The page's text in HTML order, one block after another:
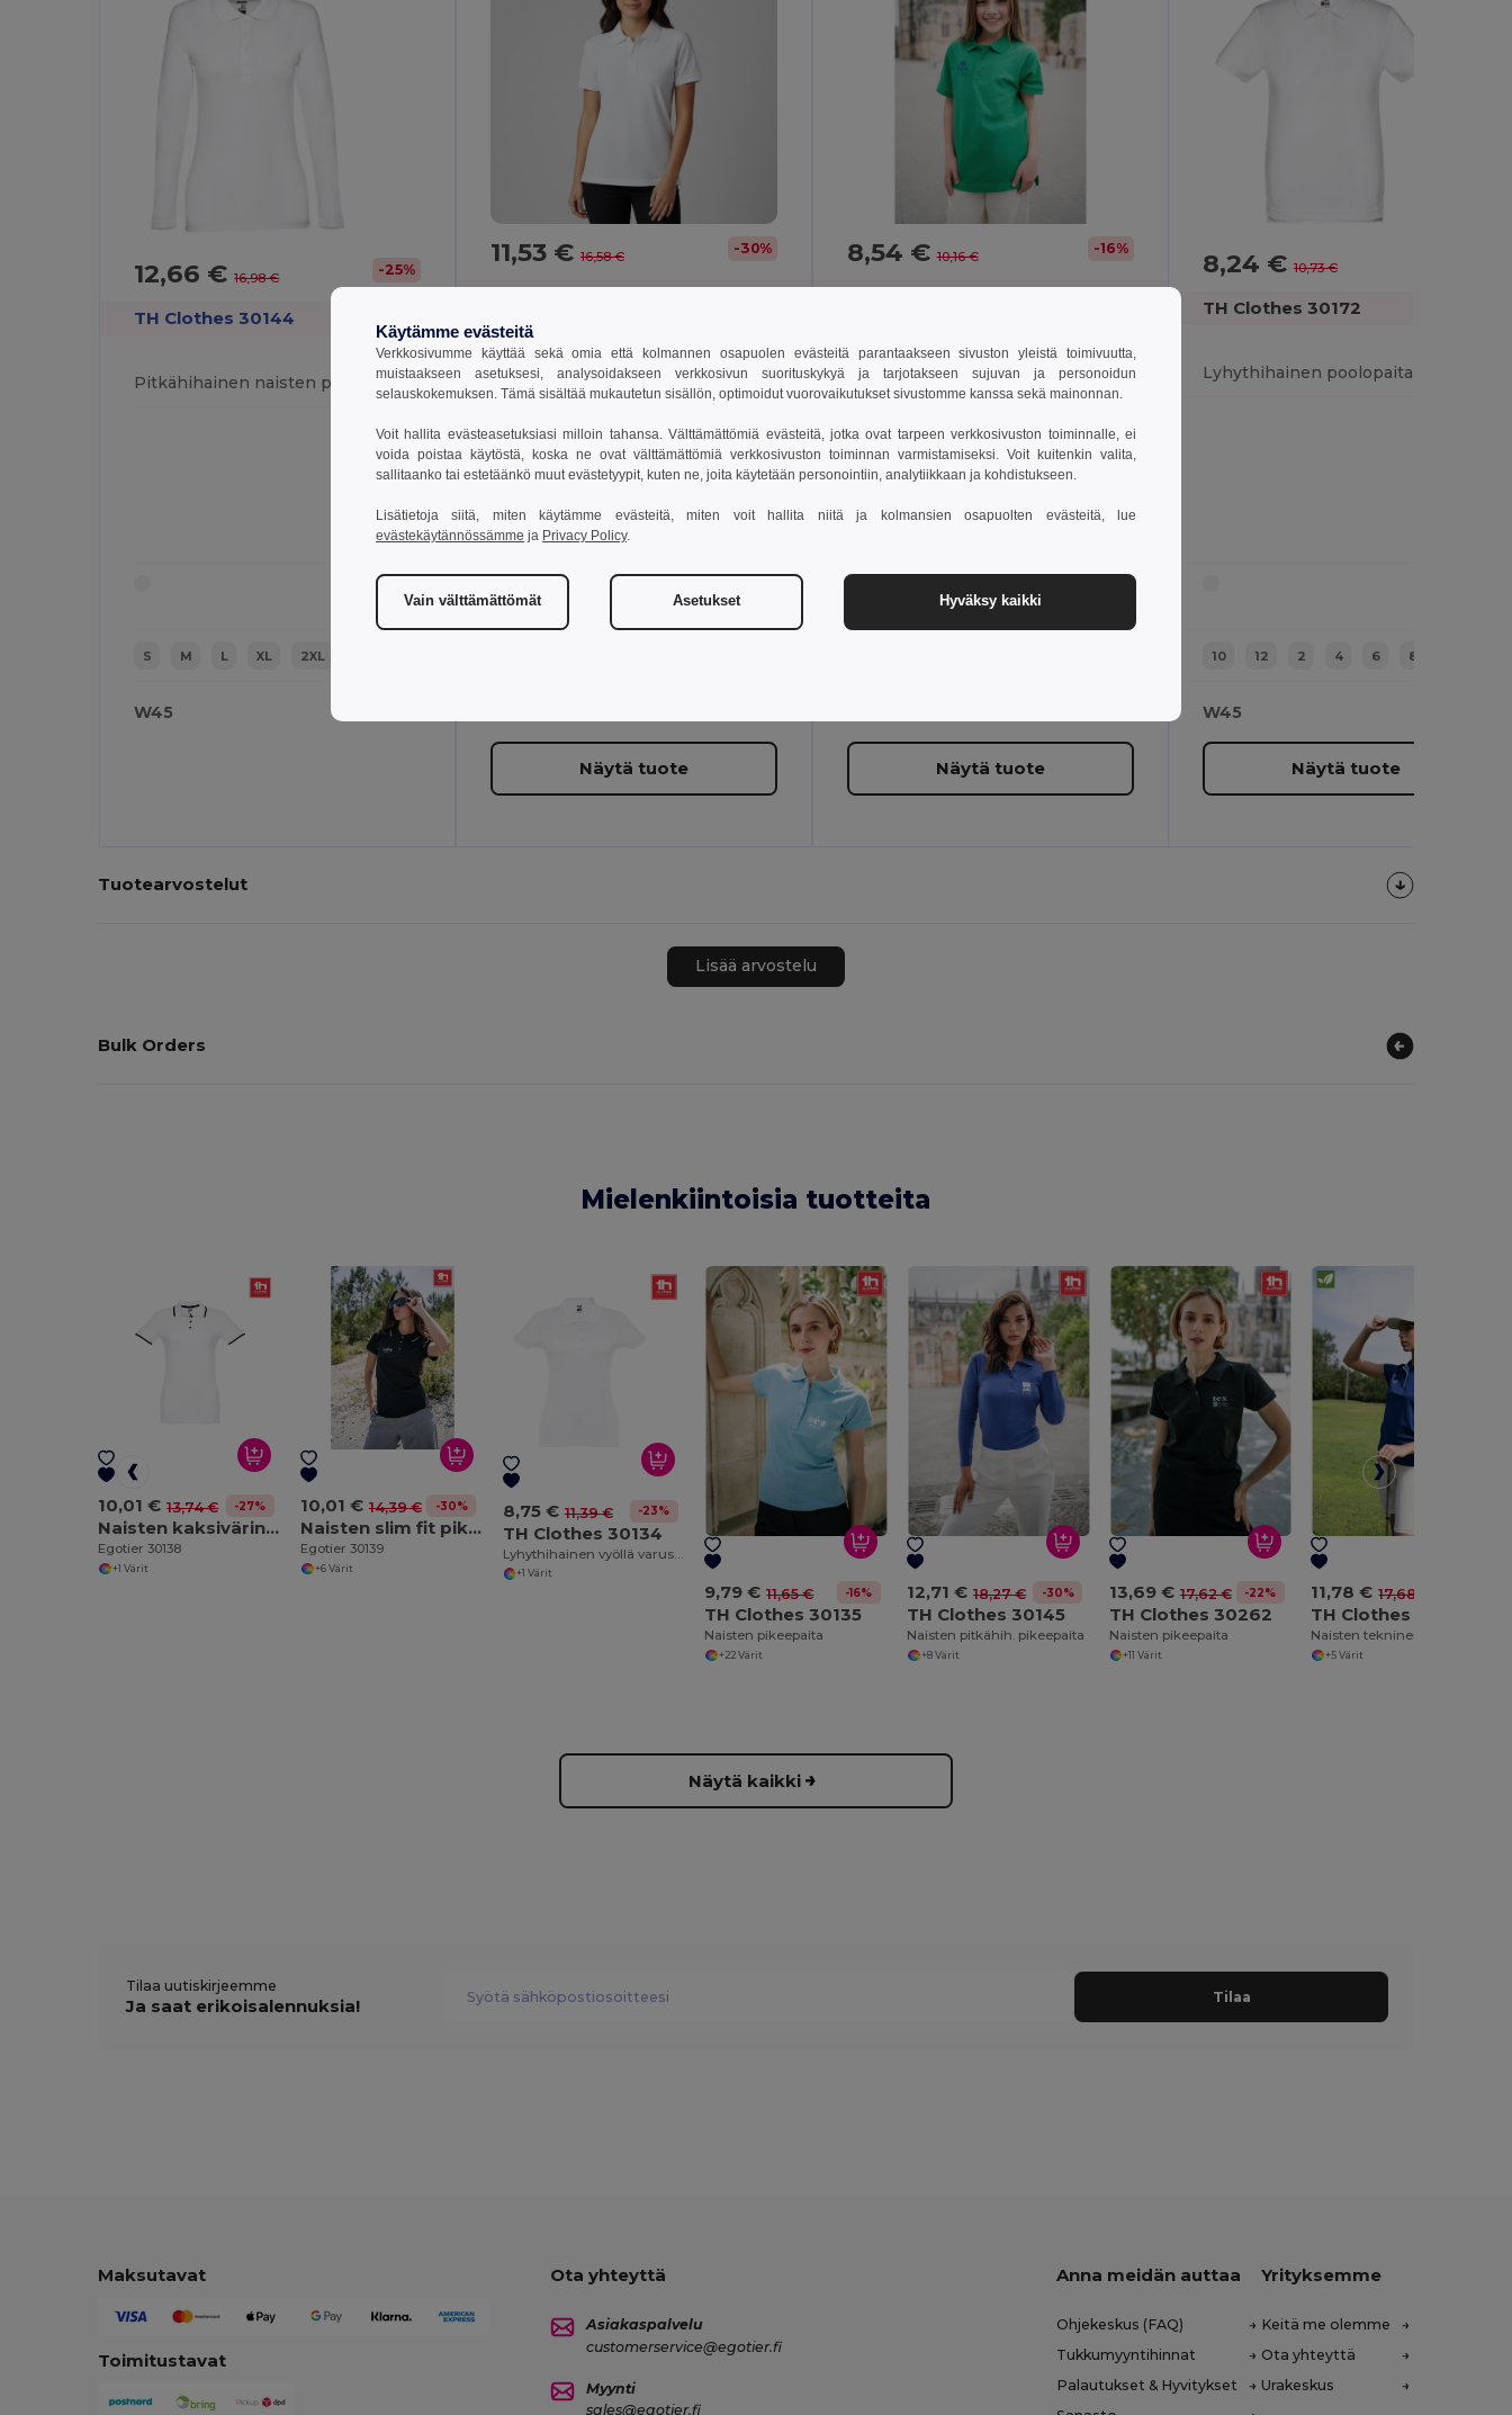
12,66 €16,98 € -25%
TH Clothes 30144
Pitkähihainen naisten poolopaita karstatusta puuvillasta
S M L XL 2XL
W45
11,53 € 16,58 € -30%
Naisten lyhythihainen poolopaita karstapuuvillaa
Näytä tuote
8,54 €10,16 € -16%
Lyhythihainen puuvillapolopaita lapsille (unisex)
Näytä tuote
8,24 €10,73 €
TH Clothes 30172
10 12 2 4 6 8
W45
Näytä tuote
Tuotearvostelut
Lisää arvostelu
Bulk Orders
Mielenkiintoisia tuotteita
10,01 € 13,74 € -27%
Naisten kaksivärinen puuvillainen poolopaita
Egotier 30138
+1 Värit
10,01 € 14,39 € -30%
Naisten slim fit pikeepaita
Egotier 30139
+6 Värit
8,75 € 11,39 € -23%
TH Clothes 30134
Lyhythihainen vyöllä varustettu poolo naisille karstatusta puuvillasta
+1 Värit
9,79 € 11,65 € -16%
TH Clothes 30135
Naisten pikeepaita
+22 Värit
12,71 € 18,27 € -30%
TH Clothes 30145
Naisten pitkähih. pikeepaita
+8 Värit
13,69 € 17,62 € -22%
TH Clothes 30262
Naisten pikeepaita
+11 Värit
11,78 € 17,68 €
TH Clothes 30292
Naisten tekninen poolo
+5 Värit
Näytä kaikki
Tilaa uutiskirjeemme
Ja saat erikoisalennuksia! Tilaa
Maksutavat
Toimitustavat
Ota yhteyttä
Asiakaspalvelu
customerservice@egotier.fi
Myynti
sales@egotier.fi
Anna meidän auttaa
Ohjekeskus (FAQ)
Tukkumyyntihinnat
Palautukset & Hyvitykset
Yrityksemme
Keitä me olemme
Ota yhteyttä
Urakeskus
Käytämme evästeitä
Verkkosivumme käyttää sekä omia että kolmannen osapuolen evästeitä parantaakseen sivuston yleistä toimivuutta,
muistaakseen asetuksesi, analysoidakseen verkkosivun suorituskykyä ja tarjotakseen sujuvan ja personoidun
selauskokemuksen. Tämä sisältää mukautetun sisällön, optimoidut vuorovaikutukset sivustomme kanssa sekä mainonnan.
Voit hallita evästeasetuksiasi milloin tahansa. Välttämättömiä evästeitä, jotka ovat tarpeen verkkosivuston toiminnalle, ei
voida poistaa käytöstä, koska ne ovat välttämättömiä verkkosivuston toiminnan varmistamiseksi. Voit kuitenkin valita,
sallitaanko tai estetäänkö muut evästetyypit, kuten ne, joita käytetään personointiin, analytiikkaan ja kohdistukseen.
Lisätietoja siitä, miten käytämme evästeitä, miten voit hallita niitä ja kolmansien osapuolten evästeitä, lue
evästekäytännössämme ja Privacy Policy.
Vain välttämättömät Asetukset Hyväksy kaikki